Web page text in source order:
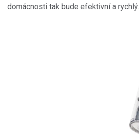
domácnosti tak bude efektivní a rychlý.